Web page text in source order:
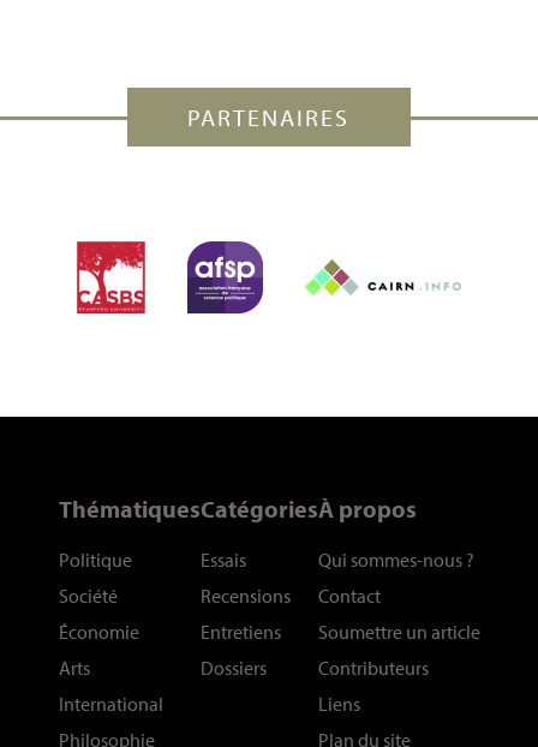
PARTENAIRES
Thématiques
Politique
Société
Économie
Arts
International
Philosophie
Catégories
Essais
Recensions
Entretiens
Dossiers
À propos
Qui sommes-nous ?
Contact
Soumettre un article
Contributeurs
Liens
Plan du site